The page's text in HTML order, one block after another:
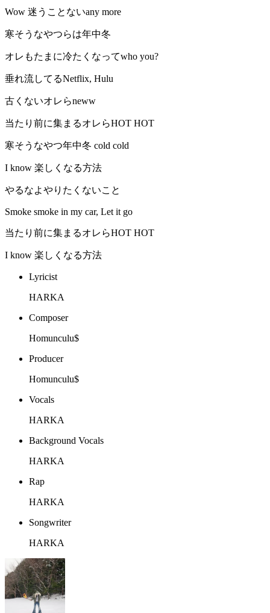
Wow 迷うことないany more
寒そうなやつらは年中冬
オレもたまに冷たくなってwho you?
垂れ流してるNetflix, Hulu
古くないオレらneww
当たり前に集まるオレらHOT HOT
寒そうなやつ年中冬 cold cold
I know 楽しくなる方法
やるなよやりたくないこと
Smoke smoke in my car, Let it go
当たり前に集まるオレらHOT HOT
I know 楽しくなる方法
Lyricist
HARKA
Composer
Homunculu$
Producer
Homunculu$
Vocals
HARKA
Background Vocals
HARKA
Rap
HARKA
Songwriter
HARKA